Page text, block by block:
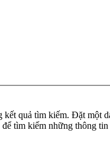
quả tìm kiếm. Đặt một
để tìm kiếm những thông